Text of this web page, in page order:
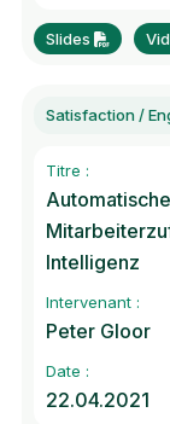
Slides
Satisfaction /
Titre :
Intelligenz
Intervenant :
Peter Gloor
Date :
22.04.2021